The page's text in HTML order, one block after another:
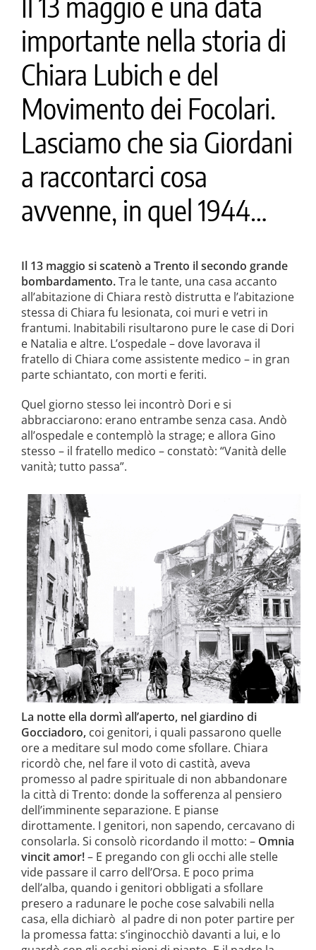
importante nella storia di
Chiara Lubich e del
Movimento dei Focolari.
Lasciamo che sia Giordani
a raccontarci cosa
avvenne, in quel 1944…
Il 13 maggio si scatenò a Trento il secondo grande
bombardamento.Tra le tante, una casa accanto
all’abitazione di Chiara restò distrutta e l’abitazione
stessa di Chiara fu lesionata, coi muri e vetri in
frantumi. Inabitabili risultarono pure le case di Dori
e Natalia e altre. L’ospedale – dove lavorava il
fratello di Chiara come assistente medico – in gran
parte schiantato, con morti e feriti.
Quel giorno stesso lei incontrò Dori e si
abbracciarono: erano entrambe senza casa. Andò
all’ospedale e contemplò la strage; e allora Gino
stesso – il fratello medico – constatò: “Vanità delle
vanità; tutto passa”.
La notte ella dormì all’aperto, nel giardino di
Gocciadoro,coi genitori, i quali passarono quelle
ore a meditare sul modo come sfollare. Chiara
ricordò che, nel fare il voto di castità, aveva
promesso al padre spirituale di non abbandonare
la città di Trento: donde la sofferenza al pensiero
dell’imminente separazione. E pianse
dirottamente. I genitori, non sapendo, cercavano di
consolarla. Si consolò ricordando il motto: – Omnia
vincit amor!– E pregando con gli occhi alle stelle
vide passare il carro dell’Orsa. E poco prima
dell’alba, quando i genitori obbligati a sfollare
presero a radunare le poche cose salvabili nella
casa, ella dichiarò al padre di non poter partire per
la promessa fatta: s’inginocchiò davanti a lui, e lo